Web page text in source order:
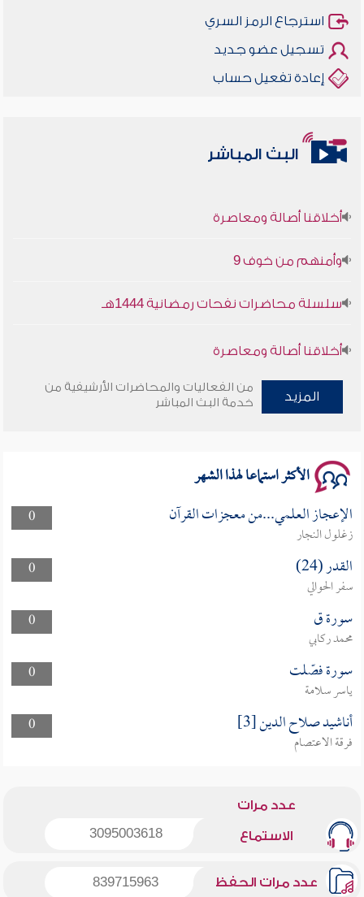
استرجاع الرمز السري
تسجيل عضو جديد
إعادة تفعيل حساب
البث المباشر
أخلاقنا أصالة ومعاصرة
وأمنهم من خوف 9
سلسلة محاضرات نفحات رمضانية 1444هـ
أخلاقنا أصالة ومعاصرة
وأمنهم من خوف 9
المزيد
من الفعاليات والمحاضرات الأرشيفية من
خدمة البث المباشر
الأكثر استماعا لهذا الشهر
0 الإعجاز العلمي...من معجزات القرآن
زغلول النجار
0
القدر (24)
سفر الحوالي
0
سورة ق
محمد ركابي
0
سورة فصّلت
ياسر سلامة
0
أناشيد صلاح الدين [3]
فرقة الاعتصام
عدد مرات
الاستماع 3095003618
عدد مرات الحفظ 839715963